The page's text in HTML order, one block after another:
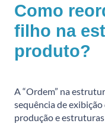
Como
filho na
produto?
A “Ordem” na
sequência de
produção e